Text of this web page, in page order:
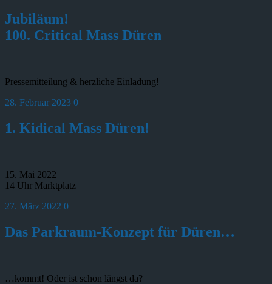
Jubiläum!
100. Critical Mass Düren
Pressemitteilung & herzliche Einladung!
28. Februar 2023 0
1. Kidical Mass Düren!
15. Mai 2022
14 Uhr Marktplatz
27. März 2022 0
Das Parkraum-Konzept für Düren…
…kommt! Oder ist schon längst da?